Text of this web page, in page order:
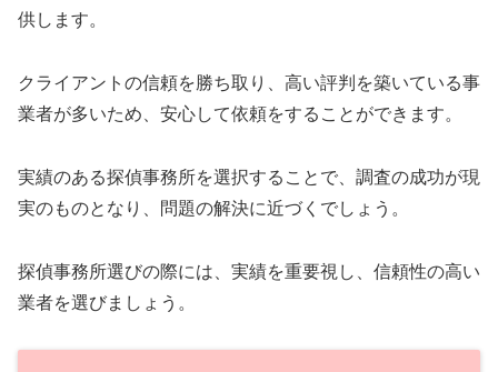
供します。
クライアントの信頼を勝ち取り、高い評判を築いている事
業者が多いため、安心して依頼をすることができます。
実績のある探偵事務所を選択することで、調査の成功が現
実のものとなり、問題の解決に近づくでしょう。
探偵事務所選びの際には、実績を重要視し、信頼性の高い
業者を選びましょう。